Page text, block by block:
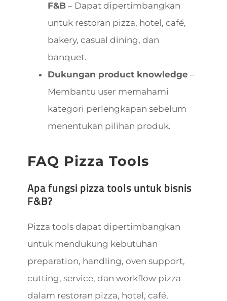
F&B – Dapat dipertimbangkan
untuk restoran pizza, hotel, café,
bakery, casual dining, dan
banquet.
Dukungan product knowledge –
Membantu user memahami
kategori perlengkapan sebelum
menentukan pilihan produk.
FAQ Pizza Tools
Apa fungsi pizza tools untuk bisnis
F&B?
Pizza tools dapat dipertimbangkan
untuk mendukung kebutuhan
preparation, handling, oven support,
cutting, service, dan workflow pizza
dalam restoran pizza, hotel, café,